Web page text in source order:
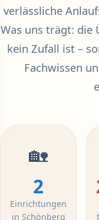
verlässliche
Was uns trägt: die
kein Zufall ist –
Fachwissen
🏡
2
Einrichtungen
in Schönberg